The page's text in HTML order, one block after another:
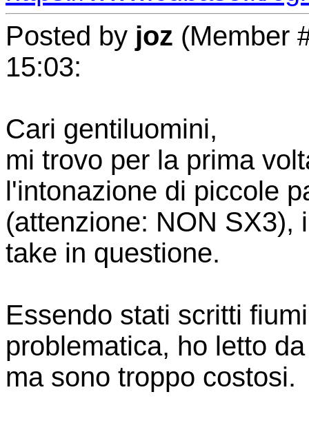
Posted by joz (Member
15:03:
Cari gentiluomini,
mi trovo per la prima
l'intonazione di piccole
(attenzione: NON SX3),
take in questione.
Essendo stati scritti
problematica, ho letto
ma sono troppo costosi.